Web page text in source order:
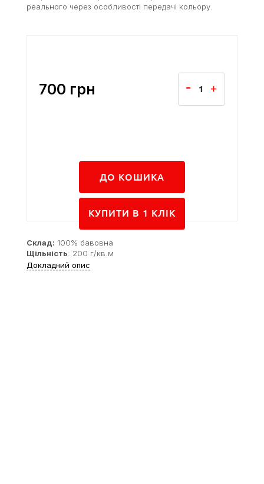
реального через особливості передачі кольору.
700 грн
ДО КОШИКА
КУПИТИ В 1 КЛIК
Склад: 100% бавовна
Щільність: 200 г/кв.м
Докладний опис